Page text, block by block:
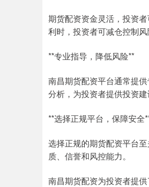
期货配资资金灵活，投资
利时，投资者可减仓控制
**专业指导，降低风险**
南昌期货配资平台通常提
分析，为投资者提供投资建
**选择正规平台，保障安全
选择正规的期货配资平台
质、信誉和风控能力。
南昌期货配资为投资者提